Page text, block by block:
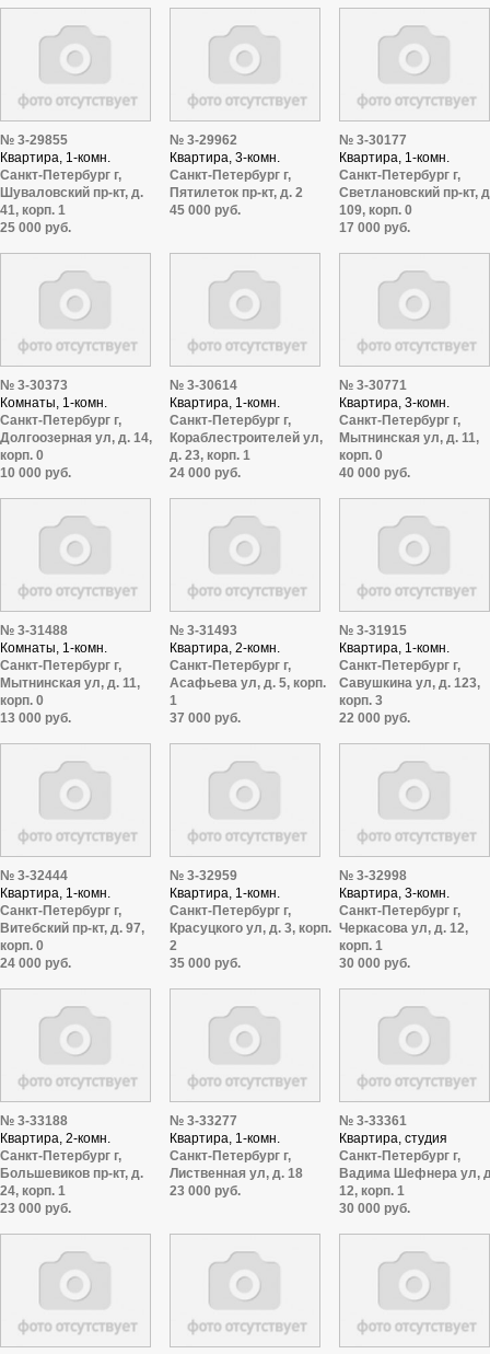
№ 3-29855
Квартира, 1-комн.
Санкт-Петербург г,
Шуваловский пр-кт, д.
41, корп. 1
25 000 руб.
№ 3-29962
Квартира, 3-комн.
Санкт-Петербург г,
Пятилеток пр-кт, д. 2
45 000 руб.
№ 3-30177
Квартира, 1-комн.
Санкт-Петербург г,
Светлановский пр-кт,
109, корп. 0
17 000 руб.
№ 3-30373
Комнаты, 1-комн.
Санкт-Петербург г,
Долгоозерная ул, д. 14,
корп. 0
10 000 руб.
№ 3-30614
Квартира, 1-комн.
Санкт-Петербург г,
Кораблестроителей ул,
д. 23, корп. 1
24 000 руб.
№ 3-30771
Квартира, 3-комн.
Санкт-Петербург г,
Мытнинская ул, д. 11,
корп. 0
40 000 руб.
№ 3-31488
Комнаты, 1-комн.
Санкт-Петербург г,
Мытнинская ул, д. 11,
корп. 0
13 000 руб.
№ 3-31493
Квартира, 2-комн.
Санкт-Петербург г,
Асафьева ул, д. 5, корп.
1
37 000 руб.
№ 3-31915
Квартира, 1-комн.
Санкт-Петербург г,
Савушкина ул, д. 123,
корп. 3
22 000 руб.
№ 3-32444
Квартира, 1-комн.
Санкт-Петербург г,
Витебский пр-кт, д. 97,
корп. 0
24 000 руб.
№ 3-32959
Квартира, 1-комн.
Санкт-Петербург г,
Красуцкого ул, д. 3, корп.
2
35 000 руб.
№ 3-32998
Квартира, 3-комн.
Санкт-Петербург г,
Черкасова ул, д. 12,
корп. 1
30 000 руб.
№ 3-33188
Квартира, 2-комн.
Санкт-Петербург г,
Большевиков пр-кт, д.
24, корп. 1
23 000 руб.
№ 3-33277
Квартира, 1-комн.
Санкт-Петербург г,
Лиственная ул, д. 18
23 000 руб.
№ 3-33361
Квартира, студия
Санкт-Петербург г,
Вадима Шефнера ул,
12, корп. 1
30 000 руб.